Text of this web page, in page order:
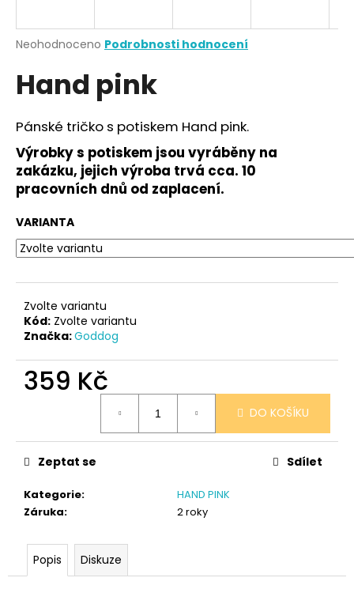
Průměrné
produktu
je
z
5
hvězdiček.
Neohodnoceno Podrobnosti hodnocení
Hand pink
Pánské tričko s potiskem Hand pink.
Výrobky s potiskem jsou vyráběny na
zakázku, jejich výroba trvá cca. 10
pracovních dnů od zaplacení.
VARIANTA
Zvolte variantu
Kód: Zvolte variantu
Značka:Goddog
359 Kč
DO KOŠÍKU
Kategorie:
HAND PINK
Záruka: 2 roky
Zeptat se Sdílet
Popis Diskuze
j
t
?
HLEDAT
D
p
o
u
č
u
e
SÓJOVÁ
SVÍČKA
RŮŽE
400
Kč